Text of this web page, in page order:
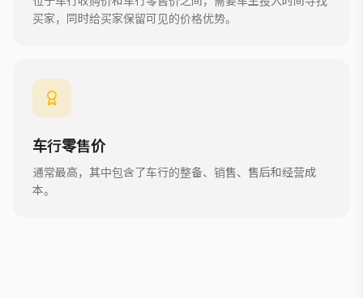
买家，同时给买家保留可见的价格优势。
车行零售价
通常最高，其中包含了车行的整备、销售、售后和经营成
本。